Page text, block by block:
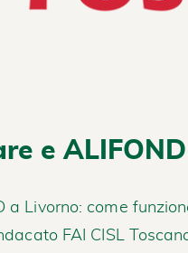
e
a Livorno: come
FAI CISL